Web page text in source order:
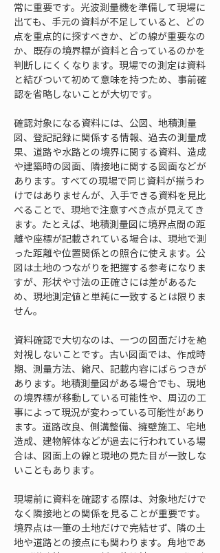
常に重要です。光波測量機を準備して現場に
出ても、手元の資料が不足していると、どの
点を重点的に探すべきか、どの線が重要なの
か、既存の境界標が資料と合っているのかを
判断しにくくなります。現場での測定は資料
と結びついて初めて意味を持つため、事前確
認を省略しないことが大切です。
確認対象になる資料には、公図、地積測量
図、登記記録に関係する情報、過去の測量成
果、道路や水路との境界に関する資料、造成
や建築時の図面、隣接地に関する図面などが
あります。すべての現場で同じ資料が揃うわ
けではありませんが、入手できる資料を見比
べることで、現地で注意すべき点が見えてき
ます。たとえば、地積測量図に境界点間の距
離や座標が記載されている場合は、現地で測
った距離や位置関係との照合に使えます。公
図は土地のつながりを把握する参考になりま
すが、形状や寸法の正確さには差があるた
め、現地測定値と単純に一致するとは限りま
せん。
資料確認で大切なのは、一つの図面だけを絶
対視しないことです。古い図面では、作成時
期、測量方法、縮尺、記載内容にばらつきが
あります。地積測量図がある場合でも、現地
の境界標が移動している可能性や、周辺の工
事によって現況が変わっている可能性があり
ます。道路改良、側溝整備、擁壁施工、宅地
造成、建物解体などが過去に行われている場
合は、図面上の線と現地の見た目が一致しな
いこともあります。
現場前に資料を確認する際は、対象地だけで
なく隣接地との関係を見ることが重要です。
境界点は一筆の土地だけで完結せず、隣の土
地や道路との接点にも関わります。角地であ